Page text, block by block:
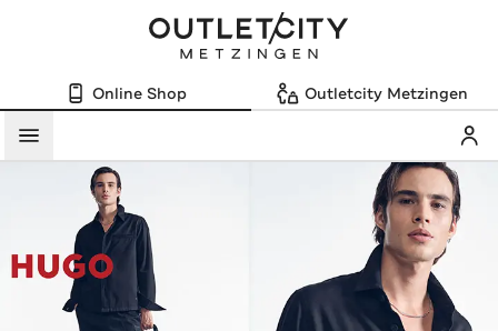
Online Shop Outletcity Metzingen
Menü